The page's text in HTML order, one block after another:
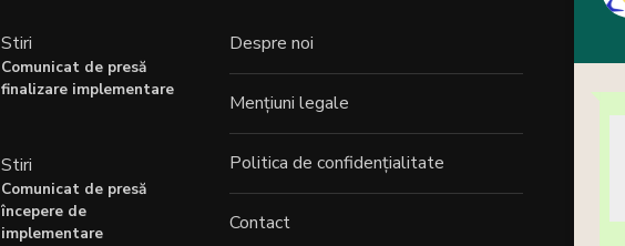
Stiri
Comunicat de presă
finalizare implementare
Stiri
Comunicat de presă
începere de
implementare
Despre noi
Mențiuni legale
Politica de confidențialitate
Contact